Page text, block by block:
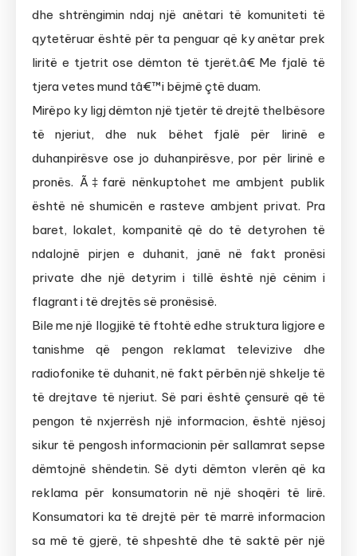
dhe shtrëngimin ndaj një anëtari të komuniteti të
qytetëruar është për ta penguar që ky anëtar prek
liritë e tjetrit ose dëmton të tjerët.â€ Me fjalë të
tjera vetes mund tâ€™i bëjmë çtë duam.
Mirëpo ky ligj dëmton një tjetër të drejtë thelbësore
të njeriut, dhe nuk bëhet fjalë për lirinë e
duhanpirësve ose jo duhanpirësve, por për lirinë e
pronës. Ã‡farë nënkuptohet me ambjent publik
është në shumicën e rasteve ambjent privat. Pra
baret, lokalet, kompanitë që do të detyrohen të
ndalojnë pirjen e duhanit, janë në fakt pronësi
private dhe një detyrim i tillë është një cënim i
flagrant i të drejtës së pronësisë.
Bile me një llogjikë të ftohtë edhe struktura ligjore e
tanishme që pengon reklamat televizive dhe
radiofonike të duhanit, në fakt përbën një shkelje të
të drejtave të njeriut. Së pari është çensurë që të
pengon të nxjerrësh një informacion, është njësoj
sikur të pengosh informacionin për sallamrat sepse
dëmtojnë shëndetin. Së dyti dëmton vlerën që ka
reklama për konsumatorin në një shoqëri të lirë.
Konsumatori ka të drejtë për të marrë informacion
sa më të gjerë, të shpeshtë dhe të saktë për një